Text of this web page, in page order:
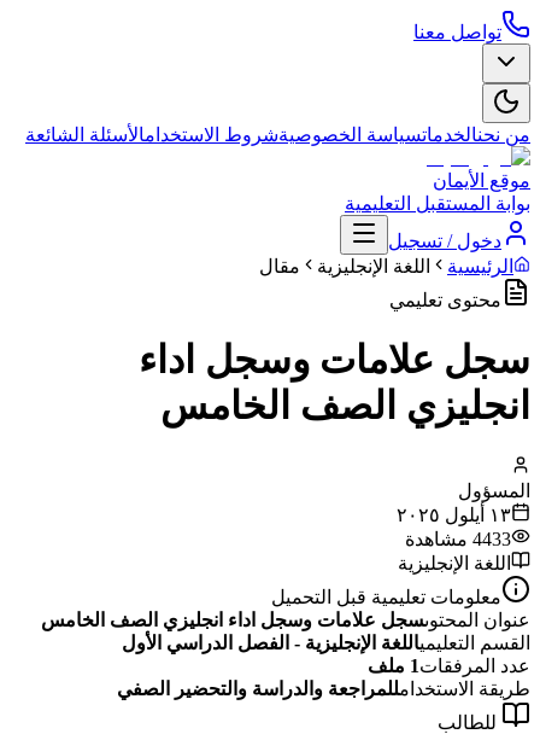
تواصل معنا
من نحنالخدماتسياسة الخصوصيةشروط الاستخدامالأسئلة الشائعة
موقع الأيمان
بوابة المستقبل التعليمية
دخول / تسجيل
الرئيسية
اللغة الإنجليزية
مقال
محتوى تعليمي
سجل علامات وسجل اداء
انجليزي الصف الخامس
المسؤول
١٣ أيلول ٢٠٢٥
4433 مشاهدة
اللغة الإنجليزية
معلومات تعليمية قبل التحميل
عنوان المحتوىسجل علامات وسجل اداء انجليزي الصف الخامس
القسم التعليمياللغة الإنجليزية - الفصل الدراسي الأول
عدد المرفقات1 ملف
طريقة الاستخدامللمراجعة والدراسة والتحضير الصفي
للطالب